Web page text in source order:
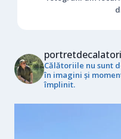
Călătoriile nu sunt
în imagini și
împlinit.